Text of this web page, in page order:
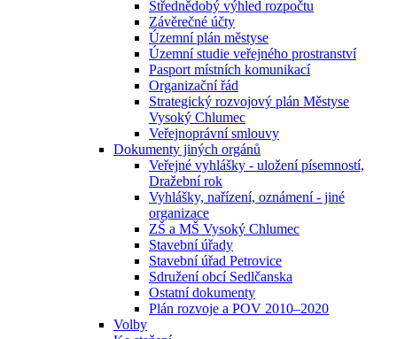
Střednědobý výhled rozpočtu
Závěrečné účty
Územní plán městyse
Územní studie veřejného prostranství
Pasport místních komunikací
Organizační řád
Strategický rozvojový plán Městyse
Vysoký Chlumec
Veřejnoprávní smlouvy
Dokumenty jiných orgánů
Veřejné vyhlášky - uložení písemností,
Dražební rok
Vyhlášky, nařízení, oznámení - jiné
organizace
ZŠ a MŠ Vysoký Chlumec
Stavební úřady
Stavební úřad Petrovice
Sdružení obcí Sedlčanska
Ostatní dokumenty
Plán rozvoje a POV 2010–2020
Volby